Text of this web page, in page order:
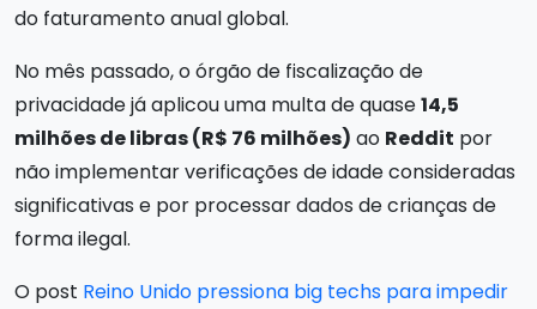
do faturamento anual global.
No mês passado, o órgão de fiscalização de
privacidade já aplicou uma multa de quase14,5
milhões de libras (R$ 76 milhões) ao Reddit por
não implementar verificações de idade consideradas
significativas e por processar dados de crianças de
forma ilegal.
O post Reino Unido pressiona big techs para impedir